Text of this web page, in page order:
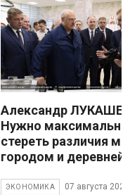
Александр
Нужно максимально
стереть различия
городом и деревней
ЭКОНОМИКА 07 августа 2026